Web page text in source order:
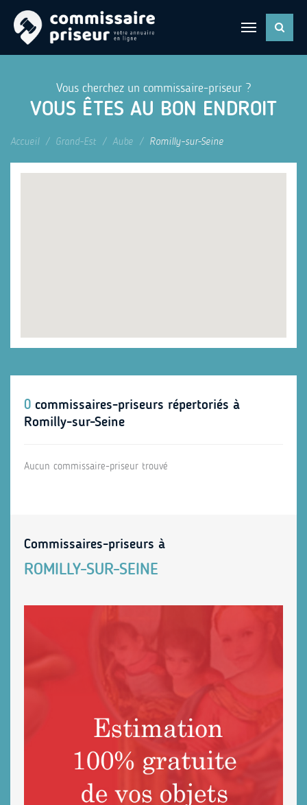
Vous cherchez un commissaire-priseur ?
VOUS ÊTES AU BON ENDROIT
Accueil Grand-Est Aube Romilly-sur-Seine
0 commissaires-priseurs répertoriés à
Romilly-sur-Seine
Aucun commissaire-priseur trouvé
Commissaires-priseurs à
ROMILLY-SUR-SEINE